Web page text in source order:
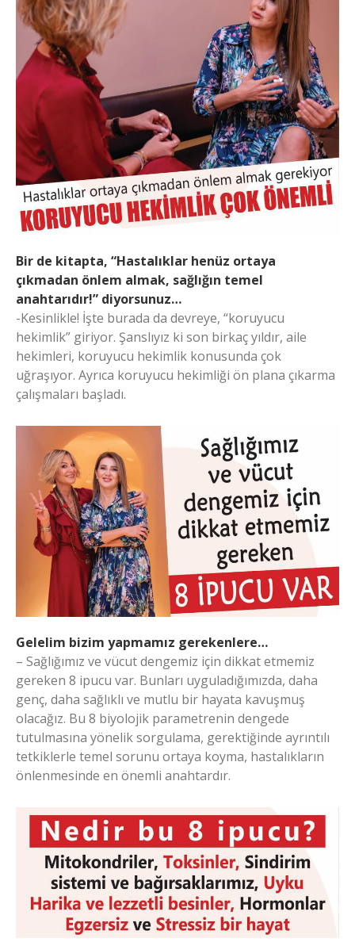
Bir de kitapta, “Hastalıklar henüz ortaya
çıkmadan önlem almak, sağlığın temel
anahtarıdır!” diyorsunuz…
-Kesinlikle! İşte burada da devreye, “koruyucu
hekimlik” giriyor. Şanslıyız ki son birkaç yıldır, aile
hekimleri, koruyucu hekimlik konusunda çok
uğraşıyor. Ayrıca koruyucu hekimliği ön plana çıkarma
çalışmaları başladı.
Gelelim bizim yapmamız gerekenlere…
– Sağlığımız ve vücut dengemiz için dikkat etmemiz
gereken 8 ipucu var. Bunları uyguladığımızda, daha
genç, daha sağlıklı ve mutlu bir hayata kavuşmuş
olacağız. Bu 8 biyolojik parametrenin dengede
tutulmasına yönelik sorgulama, gerektiğinde ayrıntılı
tetkiklerle temel sorunu ortaya koyma, hastalıkların
önlenmesinde en önemli anahtardır.